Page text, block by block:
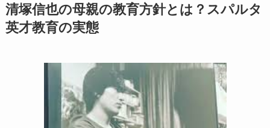
清塚信也の母親の教育方針とは？スパルタ
英才教育の実態